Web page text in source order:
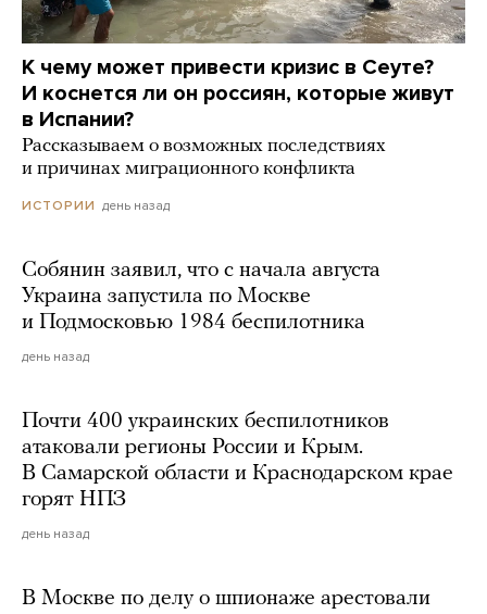
К чему может привести кризис в Сеуте?
И коснется ли он россиян, которые живут
в Испании?
Рассказываем о возможных последствиях
и причинах миграционного конфликта
ИСТОРИИ день назад
Собянин заявил, что с начала августа
Украина запустила по Москве
и Подмосковью 1984 беспилотника
день назад
Почти 400 украинских беспилотников
атаковали регионы России и Крым.
В Самарской области и Краснодарском крае
горят НПЗ
день назад
В Москве по делу о шпионаже арестовали